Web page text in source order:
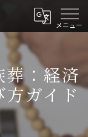
：経済
方ガイド